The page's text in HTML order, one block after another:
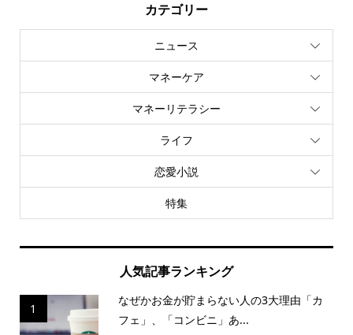
カテゴリー
ニュース
マネーケア
マネーリテラシー
ライフ
恋愛小説
特集
人気記事ランキング
1
なぜかお金が貯まらない人の3大理由「カ
フェ」、「コンビニ」あ...